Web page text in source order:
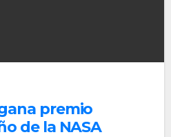
premio
de la NASA